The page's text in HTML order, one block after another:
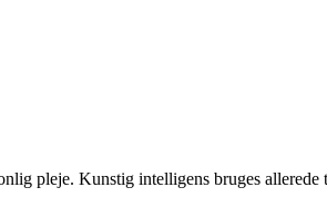
pleje. Kunstig intelligens bruges